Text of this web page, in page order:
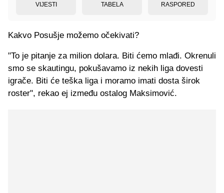
VIJESTI TABELA RASPORED
Kakvo Posušje možemo očekivati?
"To je pitanje za milion dolara. Biti ćemo mlađi. Okrenuli
smo se skautingu, pokušavamo iz nekih liga dovesti
igrače. Biti će teška liga i moramo imati dosta širok
roster", rekao ej između ostalog Maksimović.